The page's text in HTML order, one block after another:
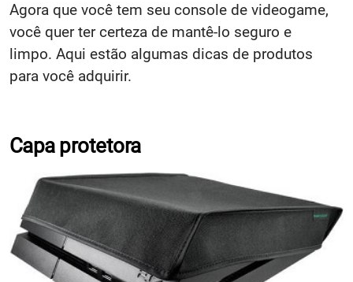
Agora que você tem seu console de videogame,
você quer ter certeza de mantê-lo seguro e
limpo. Aqui estão algumas dicas de produtos
para você adquirir.
Capa protetora